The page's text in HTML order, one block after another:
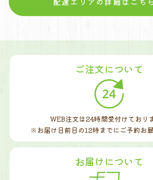
ご注文について
WEB注文は24時間受付けておりま
※お届け日前日の12時までにご予約お
お届けについて